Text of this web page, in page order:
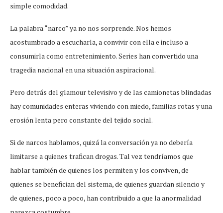
simple comodidad.
La palabra “narco” ya no nos sorprende. Nos hemos
acostumbrado a escucharla, a convivir con ella e incluso a
consumirla como entretenimiento. Series han convertido una
tragedia nacional en una situación aspiracional.
Pero detrás del glamour televisivo y de las camionetas blindadas
hay comunidades enteras viviendo con miedo, familias rotas y una
erosión lenta pero constante del tejido social.
Si de narcos hablamos, quizá la conversación ya no debería
limitarse a quienes trafican drogas. Tal vez tendríamos que
hablar también de quienes los permiten y los conviven, de
quienes se benefician del sistema, de quienes guardan silencio y
de quienes, poco a poco, han contribuido a que la anormalidad